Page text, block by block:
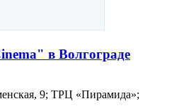
в Волгограде
9; ТРЦ «Пирамида»;